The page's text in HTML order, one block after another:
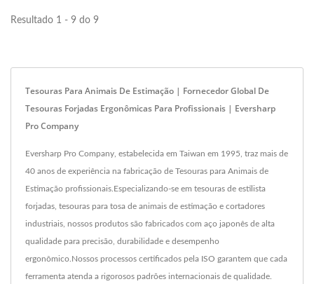
Resultado 1 - 9 do 9
Tesouras Para Animais De Estimação | Fornecedor Global De
Tesouras Forjadas Ergonômicas Para Profissionais | Eversharp
Pro Company
Eversharp Pro Company, estabelecida em Taiwan em 1995, traz mais de
40 anos de experiência na fabricação de Tesouras para Animais de
Estimação profissionais.Especializando-se em tesouras de estilista
forjadas, tesouras para tosa de animais de estimação e cortadores
industriais, nossos produtos são fabricados com aço japonês de alta
qualidade para precisão, durabilidade e desempenho
ergonômico.Nossos processos certificados pela ISO garantem que cada
ferramenta atenda a rigorosos padrões internacionais de qualidade.